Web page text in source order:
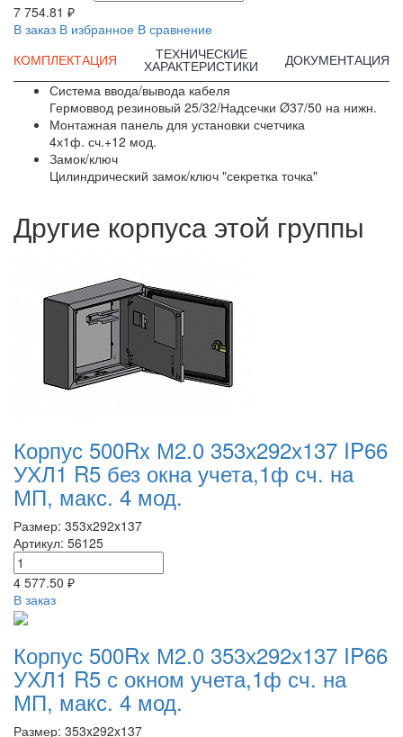
7 754.81 ₽
В заказ В избранное В сравнение
КОМПЛЕКТАЦИЯ
ТЕХНИЧЕСКИЕ
ХАРАКТЕРИСТИКИ
ДОКУМЕНТАЦИЯ
Система ввода/вывода кабеля
Гермоввод резиновый 25/32/Надсечки Ø37/50 на нижн.
Монтажная панель для установки счетчика
4х1ф. сч.+12 мод.
Замок/ключ
Цилиндрический замок/ключ "секретка точка"
Другие корпуса этой группы
Корпус 500Rx М2.0 353х292х137 IP66
УХЛ1 R5 без окна учета,1ф сч. на
МП, макс. 4 мод.
Размер: 353x292x137
Артикул: 56125
4 577.50 ₽
В заказ
Корпус 500Rx М2.0 353х292х137 IP66
УХЛ1 R5 с окном учета,1ф сч. на
МП, макс. 4 мод.
Размер: 353x292x137